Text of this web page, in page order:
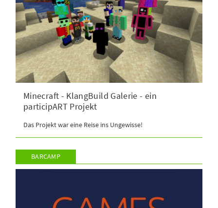
Minecraft - KlangBuild Galerie - ein
participART Projekt
Das Projekt war eine Reise ins Ungewisse!
BARCAMP